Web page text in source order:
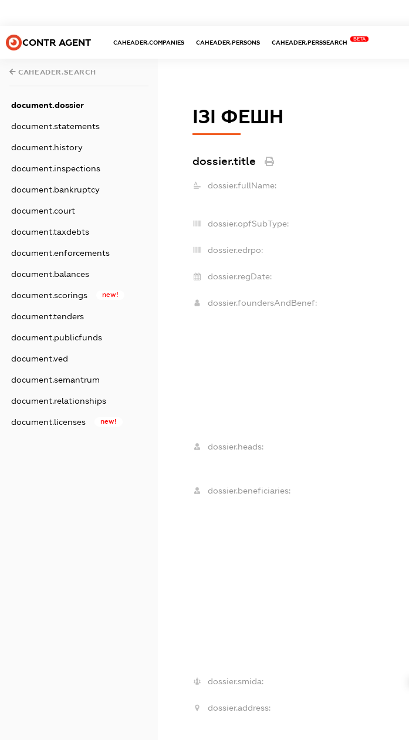
CONTR AGENT CAHEADER.COMPANIES CAHEADER.PERSONS CAHEADER.PERSSEARCH
BETA
CAHEADER.SEARCH
document.dossier
document.statements
document.history
document.inspections
document.bankruptcy
document.court
document.taxdebts
document.enforcements
document.balances
document.scorings new!
document.tenders
document.publicfunds
document.ved
document.semantrum
document.relationships
document.licenses new!
ІЗІ ФЕШН
dossier.title
dossier.fullName:
dossier.opfSubType:
dossier.edrpo:
dossier.regDate:
dossier.foundersAndBenef:
dossier.heads:
dossier.beneficiaries:
dossier.smida:
dossier.address: